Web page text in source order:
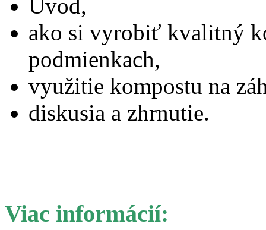
Úvod,
ako si vyrobiť kvalitný
podmienkach,
využitie kompostu na
diskusia a zhrnutie.
Viac informácií: